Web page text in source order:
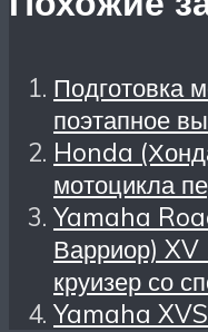
Подготовка
поэтапное
Honda
мотоцикла
Yamaha
Варриор)
круизер со
Yamaha